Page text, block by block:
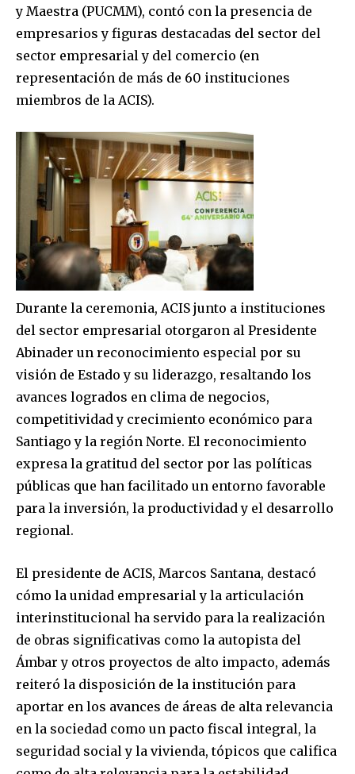
y Maestra (PUCMM), contó con la presencia de
empresarios y figuras destacadas del sector del
sector empresarial y del comercio (en
representación de más de 60 instituciones
miembros de la ACIS).
Durante la ceremonia, ACIS junto a instituciones
del sector empresarial otorgaron al Presidente
Abinader un reconocimiento especial por su
visión de Estado y su liderazgo, resaltando los
avances logrados en clima de negocios,
competitividad y crecimiento económico para
Santiago y la región Norte. El reconocimiento
expresa la gratitud del sector por las políticas
públicas que han facilitado un entorno favorable
para la inversión, la productividad y el desarrollo
regional.
El presidente de ACIS, Marcos Santana, destacó
cómo la unidad empresarial y la articulación
interinstitucional ha servido para la realización
de obras significativas como la autopista del
Ámbar y otros proyectos de alto impacto, además
reiteró la disposición de la institución para
aportar en los avances de áreas de alta relevancia
en la sociedad como un pacto fiscal integral, la
seguridad social y la vivienda, tópicos que califica